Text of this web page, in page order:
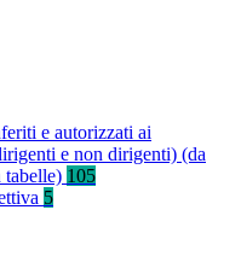
e autorizzati ai
e non dirigenti) (da
tabelle) 105
5